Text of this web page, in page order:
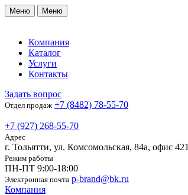
Меню Меню
Компания
Каталог
Услуги
Контакты
Задать вопрос
Отдел продаж +7 (8482) 78-55-70
+7 (927) 268-55-70
Адрес
г. Тольятти, ул. Комсомольская, 84а, офис 421
Режим работы
ПН-ПТ 9:00-18:00
Электронная почта p-brand@bk.ru
Компания